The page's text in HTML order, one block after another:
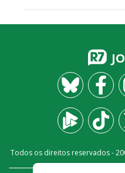
Todos os direitos reservados -